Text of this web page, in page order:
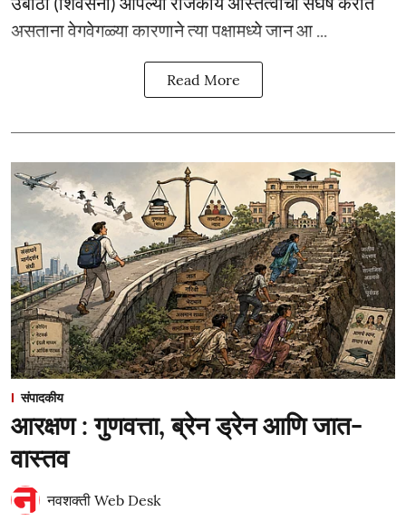
असताना वेगवेगळ्या कारणाने त्या पक्षामध्ये जान आ ...
Read More
संपादकीय
आरक्षण : गुणवत्ता, ब्रेन ड्रेन आणि जात-
वास्तव
नवशक्ती Web Desk